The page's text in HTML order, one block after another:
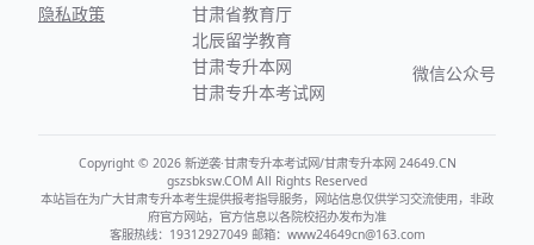
隐私政策
甘肃省教育厅
北辰留学教育
甘肃专升本网
甘肃专升本考试网
微信公众号
Copyright © 2026 新逆袭·甘肃专升本考试网/甘肃专升本网 24649.CN
gszsbksw.COM All Rights Reserved
本站旨在为广大甘肃专升本考生提供报考指导服务，网站信息仅供学习交流使用，非政
府官方网站，官方信息以各院校招办发布为准
客服热线：19312927049 邮箱：www24649cn@163.com